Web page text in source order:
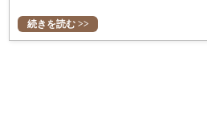
続きを読む >>